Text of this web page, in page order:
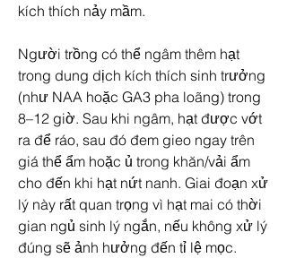
kích thích nảy mầm.
Người trồng có thể ngâm thêm hạt
trong dung dịch kích thích sinh trưởng
(như NAA hoặc GA3 pha loãng) trong
8–12 giờ. Sau khi ngâm, hạt được vớt
ra để ráo, sau đó đem gieo ngay trên
giá thể ẩm hoặc ủ trong khăn/vải ẩm
cho đến khi hạt nứt nanh. Giai đoạn xử
lý này rất quan trọng vì hạt mai có thời
gian ngủ sinh lý ngắn, nếu không xử lý
đúng sẽ ảnh hưởng đến tỉ lệ mọc.